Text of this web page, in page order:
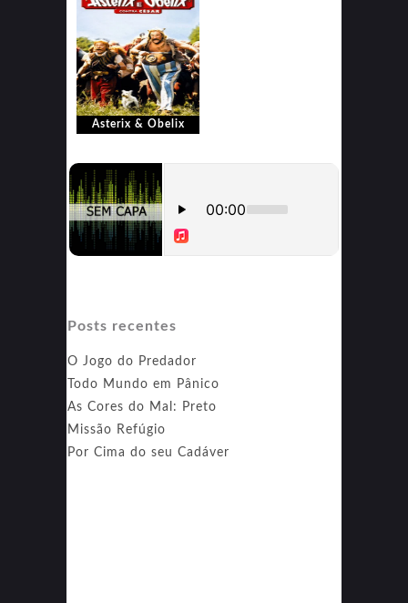
Asterix & Obelix
Posts recentes
O Jogo do Predador
Todo Mundo em Pânico
As Cores do Mal: Preto
Missão Refúgio
Por Cima do seu Cadáver